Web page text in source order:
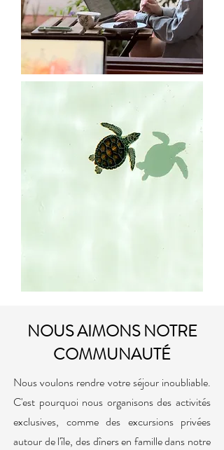
NOUS AIMONS NOTRE
COMMUNAUTÉ
Nous voulons rendre votre séjour inoubliable.
C'est pourquoi nous organisons des activités
exclusives, comme des excursions privées
autour de l'île, des dîners en famille dans notre